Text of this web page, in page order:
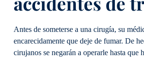
Antes de someterse a una cirugía, su
encarecidamente que deje de fumar. De
cirujanos se negarán a operarle hasta que